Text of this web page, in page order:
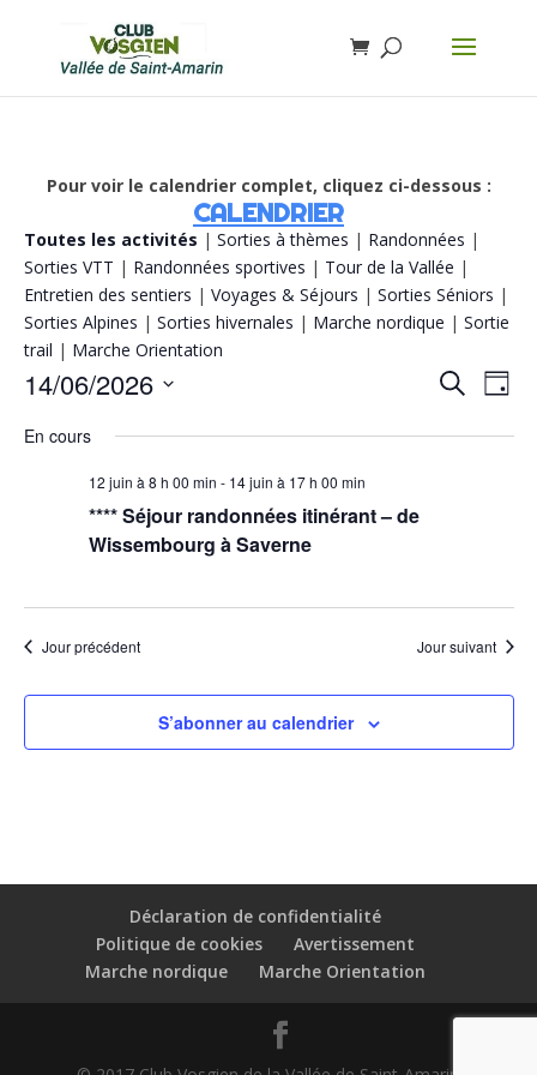
Pour voir le calendrier complet, cliquez ci-dessous :
CALENDRIER
Toutes les activités | Sorties à thèmes | Randonnées |
Sorties VTT | Randonnées sportives | Tour de la Vallée |
Entretien des sentiers | Voyages & Séjours | Sorties Séniors |
Sorties Alpines | Sorties hivernales | Marche nordique | Sortie
trail | Marche Orientation
et
de
Recherche
de
Jour
14/06/2026
une
En cours
12 juin à 8 h 00 min - 14 juin à 17 h 00 min
**** Séjour randonnées itinérant – de
Wissembourg à Saverne
Jour précédent Jour suivant
S’abonner au calendrier
Déclaration de confidentialité
Politique de cookies
Avertissement
Marche nordique
Marche Orientation